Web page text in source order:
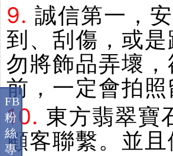
9. 誠信第一，
到、刮傷，或
勿將飾品弄壞
前，一定會拍
10. 東方翡翠寶
顧客聯繫。並
FB
粉
絲
專